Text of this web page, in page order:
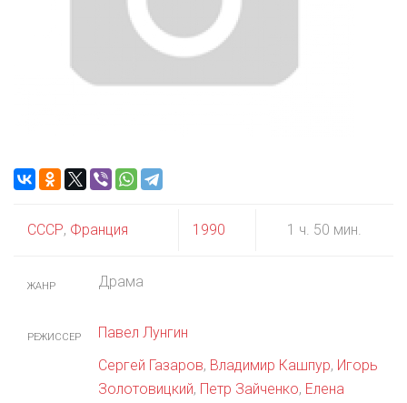
СССР, Франция 1990 1 ч. 50 мин.
ЖАНР Драма
РЕЖИССЕР Павел Лунгин
Сергей Газаров, Владимир Кашпур, Игорь
Золотовицкий, Петр Зайченко, Елена